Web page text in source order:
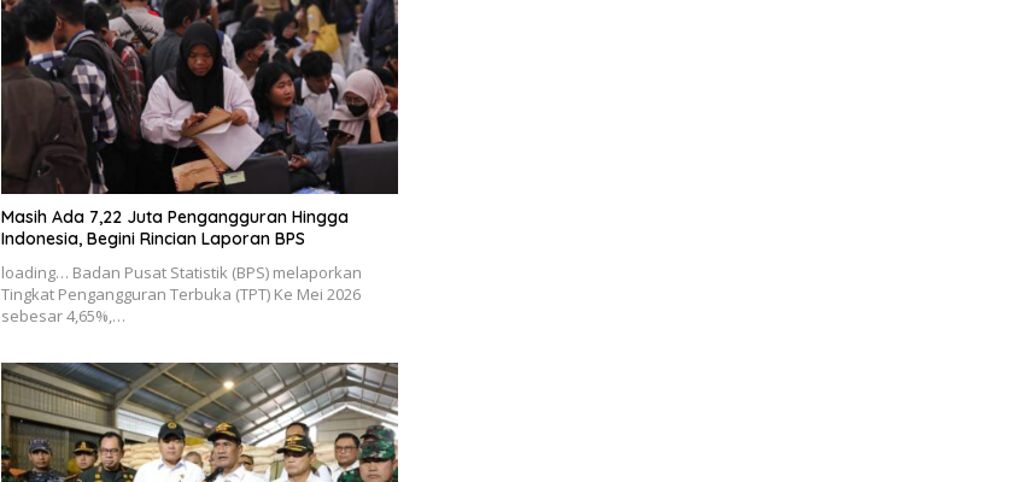
Masih Ada 7,22 Juta Pengangguran Hingga
Indonesia, Begini Rincian Laporan BPS
loading… Badan Pusat Statistik (BPS) melaporkan
Tingkat Pengangguran Terbuka (TPT) Ke Mei 2026
sebesar 4,65%,…